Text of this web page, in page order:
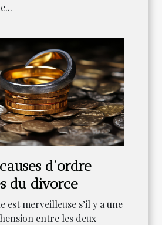
d’ordre
du divorce
est merveilleuse s’il y a une
entre les deux